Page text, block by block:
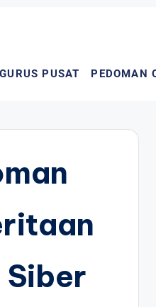
PUSAT PEDOMAN
Siber